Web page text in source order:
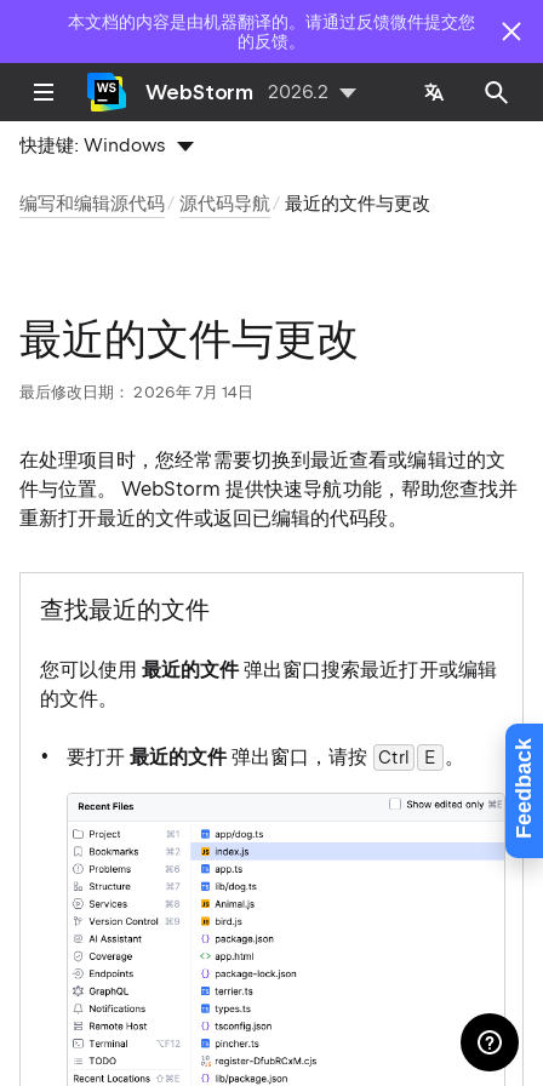
本文档的内容是由机器翻译的。请通过反馈微件提交您
的反馈。
Feedback
WebStorm 2026.2
快捷键:Windows
编写和编辑源代码 源代码导航 最近的文件与更改
最近的文件与更改
最后修改日期： 2026年 7月 14日
在处理项目时，您经常需要切换到最近查看或编辑过的文
件与位置。 WebStorm 提供快速导航功能，帮助您查找并
重新打开最近的文件或返回已编辑的代码段。
查找最近的文件
您可以使用最近的文件弹出窗口搜索最近打开或编辑
的文件。
要打开最近的文件弹出窗口，请按 Ctrl 0
E 。